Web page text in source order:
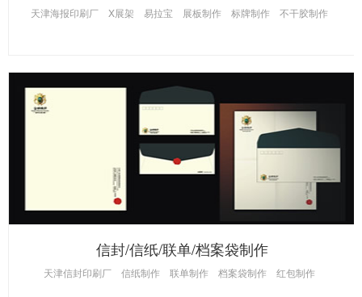
天津海报印刷厂 X展架 易拉宝 展板制作 标牌制作 不干胶制作
信封/信纸/联单/档案袋制作
天津信封印刷厂 信纸制作 联单制作 档案袋制作 红包制作